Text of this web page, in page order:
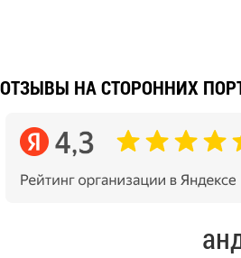
ОТЗЫВЫ НА СТОРОННИХ